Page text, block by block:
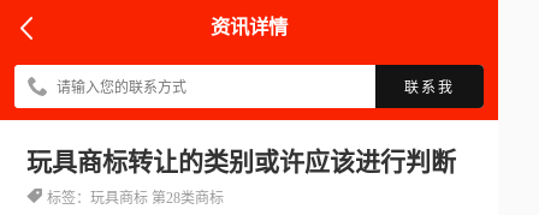
资讯详情
联系我
玩具商标转让的类别或许应该进行判断
标签：玩具商标 第28类商标